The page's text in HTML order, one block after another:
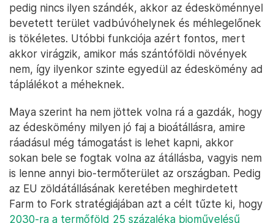
pedig nincs ilyen szándék, akkor az édesköménnyel
bevetett terület vadbúvóhelynek és méhlegelőnek
is tökéletes. Utóbbi funkciója azért fontos, mert
akkor virágzik, amikor más szántóföldi növények
nem, így ilyenkor szinte egyedül az édeskömény ad
táplálékot a méheknek.
Maya szerint ha nem jöttek volna rá a gazdák, hogy
az édeskömény milyen jó faj a bioátállásra, amire
ráadásul még támogatást is lehet kapni, akkor
sokan bele se fogtak volna az átállásba, vagyis nem
is lenne annyi bio-termőterület az országban. Pedig
az EU zöldátállásának keretében meghirdetett
Farm to Fork stratégiájában azt a célt tűzte ki, hogy
2030-ra a termőföld 25 százaléka bioművelésű